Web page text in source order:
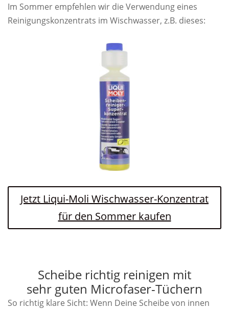
Im Sommer empfehlen wir die Verwendung eines
Reinigungskonzentrats im Wischwasser, z.B. dieses:
Jetzt Liqui-Moli Wischwasser-Konzentrat
für den Sommer kaufen
Scheibe richtig reinigen mit
sehr guten Microfaser-Tüchern
So richtig klare Sicht: Wenn Deine Scheibe von innen